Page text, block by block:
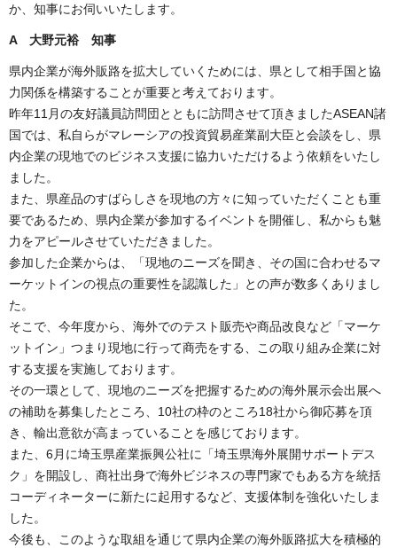
か、知事にお伺いいたします。
A 大野元裕 知事
県内企業が海外販路を拡大していくためには、県として相手国と協
力関係を構築することが重要と考えております。
昨年11月の友好議員訪問団とともに訪問させて頂きましたASEAN諸
国では、私自らがマレーシアの投資貿易産業副大臣と会談をし、県
内企業の現地でのビジネス支援に協力いただけるよう依頼をいたし
ました。
また、県産品のすばらしさを現地の方々に知っていただくことも重
要であるため、県内企業が参加するイベントを開催し、私からも魅
力をアピールさせていただきました。
参加した企業からは、「現地のニーズを聞き、その国に合わせるマ
ーケットインの視点の重要性を認識した」との声が数多くありまし
た。
そこで、今年度から、海外でのテスト販売や商品改良など「マーケ
ットイン」つまり現地に行って商売をする、この取り組み企業に対
する支援を実施しております。
その一環として、現地のニーズを把握するための海外展示会出展へ
の補助を募集したところ、10社の枠のところ18社から御応募を頂
き、輸出意欲が高まっていることを感じております。
また、6月に埼玉県産業振興公社に「埼玉県海外展開サポートデス
ク」を開設し、商社出身で海外ビジネスの専門家でもある方を統括
コーディネーターに新たに起用するなど、支援体制を強化いたしま
した。
今後も、このような取組を通じて県内企業の海外販路拡大を積極的